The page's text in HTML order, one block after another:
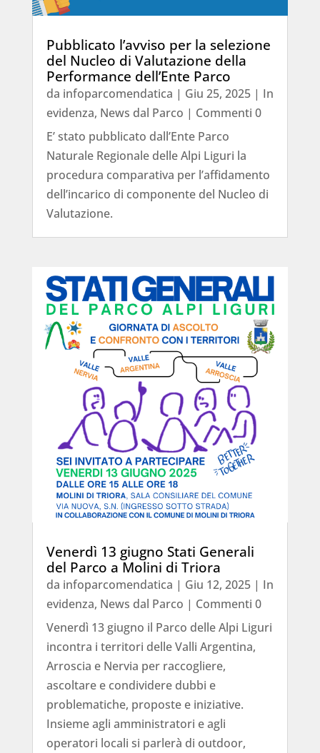
Pubblicato l’avviso per la selezione
del Nucleo di Valutazione della
Performance dell’Ente Parco
da infoparcomendatica | Giu 25, 2025| In
evidenza, News dal Parco | Commenti 0
E’ stato pubblicato dall’Ente Parco
Naturale Regionale delle Alpi Liguri la
procedura comparativa per l’affidamento
dell’incarico di componente del Nucleo di
Valutazione.
Venerdì 13 giugno Stati Generali
del Parco a Molini di Triora
da infoparcomendatica | Giu 12, 2025| In
evidenza, News dal Parco | Commenti 0
Venerdì 13 giugno il Parco delle Alpi Liguri
incontra i territori delle Valli Argentina,
Arroscia e Nervia per raccogliere,
ascoltare e condividere dubbi e
problematiche, proposte e iniziative.
Insieme agli amministratori e agli
operatori locali si parlerà di outdoor,